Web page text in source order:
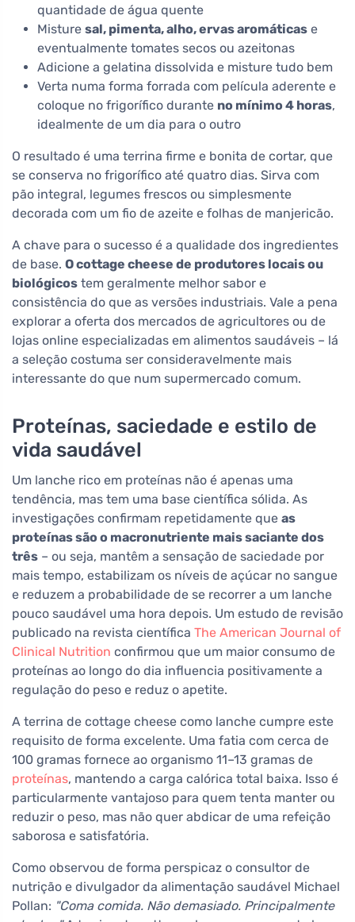
quantidade de água quente
Misture sal, pimenta, alho, ervas aromáticas e
eventualmente tomates secos ou azeitonas
Adicione a gelatina dissolvida e misture tudo bem
Verta numa forma forrada com película aderente e
coloque no frigorífico durante no mínimo 4 horas,
idealmente de um dia para o outro
O resultado é uma terrina firme e bonita de cortar, que
se conserva no frigorífico até quatro dias. Sirva com
pão integral, legumes frescos ou simplesmente
decorada com um fio de azeite e folhas de manjericão.
A chave para o sucesso é a qualidade dos ingredientes
de base. O cottage cheese de produtores locais ou
biológicos tem geralmente melhor sabor e
consistência do que as versões industriais. Vale a pena
explorar a oferta dos mercados de agricultores ou de
lojas online especializadas em alimentos saudáveis – lá
a seleção costuma ser consideravelmente mais
interessante do que num supermercado comum.
Proteínas, saciedade e estilo de
vida saudável
Um lanche rico em proteínas não é apenas uma
tendência, mas tem uma base científica sólida. As
investigações confirmam repetidamente que as
proteínas são o macronutriente mais saciante dos
três – ou seja, mantêm a sensação de saciedade por
mais tempo, estabilizam os níveis de açúcar no sangue
e reduzem a probabilidade de se recorrer a um lanche
pouco saudável uma hora depois. Um estudo de revisão
publicado na revista científica The American Journal of
Clinical Nutrition confirmou que um maior consumo de
proteínas ao longo do dia influencia positivamente a
regulação do peso e reduz o apetite.
A terrina de cottage cheese como lanche cumpre este
requisito de forma excelente. Uma fatia com cerca de
100 gramas fornece ao organismo 11–13 gramas de
proteínas, mantendo a carga calórica total baixa. Isso é
particularmente vantajoso para quem tenta manter ou
reduzir o peso, mas não quer abdicar de uma refeição
saborosa e satisfatória.
Como observou de forma perspicaz o consultor de
nutrição e divulgador da alimentação saudável Michael
Pollan: "Coma comida. Não demasiado. Principalmente